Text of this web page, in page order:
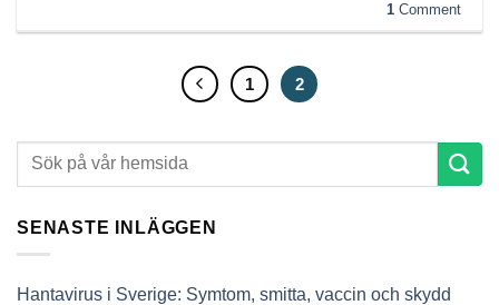
1Comment
1 2
SENASTE INLÄGGEN
Hantavirus i Sverige: Symtom, smitta, vaccin och skydd